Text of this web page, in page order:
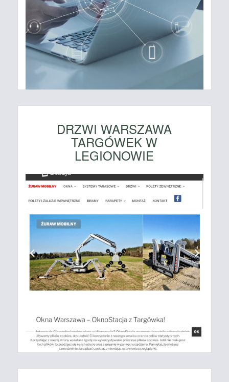
DRZWI WARSZAWA
TARGÓWEK W
LEGIONOWIE